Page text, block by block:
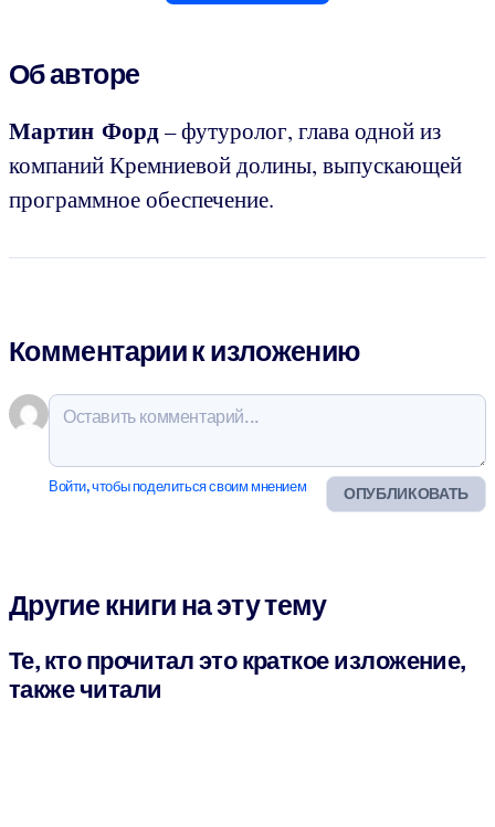
Об авторе
Мартин Форд– футуролог, глава одной из
компаний Кремниевой долины, выпускающей
программное обеспечение.
Комментарии к изложению
ОПУБЛИКОВАТЬ
Войти, чтобы поделиться своим мнением
Другие книги на эту тему
Те, кто прочитал это краткое изложение,
также читали